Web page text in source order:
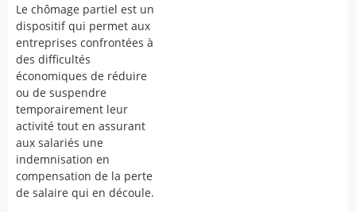
Le chômage partiel est un
dispositif qui permet aux
entreprises confrontées à
des difficultés
économiques de réduire
ou de suspendre
temporairement leur
activité tout en assurant
aux salariés une
indemnisation en
compensation de la perte
de salaire qui en découle.